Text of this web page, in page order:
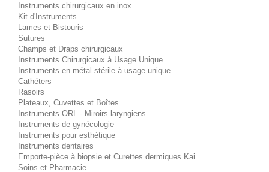
Instruments chirurgicaux en inox
Kit d'Instruments
Lames et Bistouris
Sutures
Champs et Draps chirurgicaux
Instruments Chirurgicaux à Usage Unique
Instruments en métal stérile à usage unique
Cathéters
Rasoirs
Plateaux, Cuvettes et Boîtes
Instruments ORL - Miroirs laryngiens
Instruments de gynécologie
Instruments pour esthétique
Instruments dentaires
Emporte-pièce à biopsie et Curettes dermiques Kai
Soins et Pharmacie